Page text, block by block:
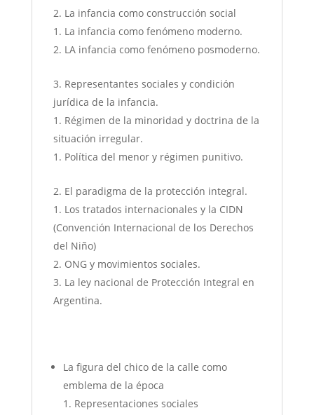
La infancia como construcción social
La infancia como fenómeno moderno.
LA infancia como fenómeno posmoderno.
Representantes sociales y condición
jurídica de la infancia.
Régimen de la minoridad y doctrina de la
situación irregular.
Política del menor y régimen punitivo.
El paradigma de la protección integral.
Los tratados internacionales y la CIDN
(Convención Internacional de los Derechos
del Niño)
ONG y movimientos sociales.
La ley nacional de Protección Integral en
Argentina.
La figura del chico de la calle como
emblema de la época
Representaciones sociales